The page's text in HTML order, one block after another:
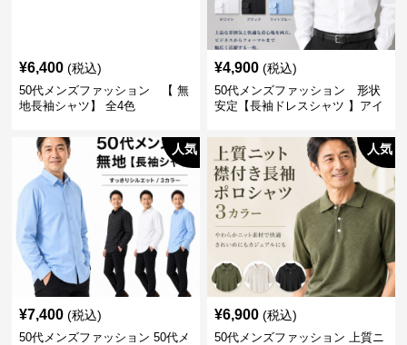
¥6,400 (税込)
50代メンズファッション 【 無
地長袖シャツ】 全4色
¥4,900 (税込)
50代メンズファッション 形状
安定【長袖ドレスシャツ 】アイ
人気
¥7,400 (税込)
50代メンズファッション 50代メ
人気
¥6,900 (税込)
50代メンズファッション 上質ニ